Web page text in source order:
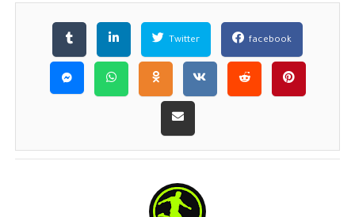
facebook
Twitter